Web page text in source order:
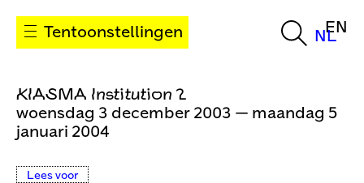
Tentoonstellingen NL
EN
KIASMA Institution 2
woensdag 3 december 2003 — maandag 5
januari 2004
Lees voor